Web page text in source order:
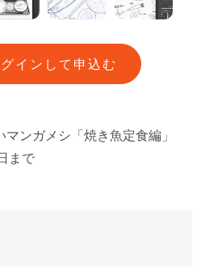
インして申込む
マンガメシ「焼き魚定食編」
まで